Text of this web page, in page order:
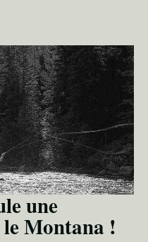
une
Montana !